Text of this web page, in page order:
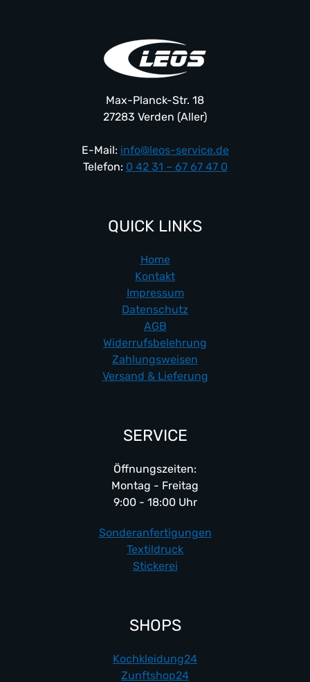
Max-Planck-Str. 18
27283 Verden (Aller)
E-Mail: info@leos-service.de
Telefon: 0 42 31 – 67 67 47 0
QUICK LINKS
Home
Kontakt
Impressum
Datenschutz
AGB
Widerrufsbelehrung
Zahlungsweisen
Versand & Lieferung
SERVICE
Öffnungszeiten:
Montag - Freitag
9:00 - 18:00 Uhr
Sonderanfertigungen
Textildruck
Stickerei
SHOPS
Kochkleidung24
Zunftshop24